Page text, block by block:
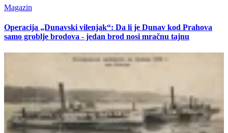
Magazin
Operacija „Dunavski vilenjak“: Da li je Dunav kod Prahova
samo groblje brodova - jedan brod nosi mračnu tajnu